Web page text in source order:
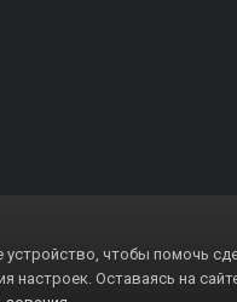
устройство, чтобы помочь
настроек. Оставаясь на